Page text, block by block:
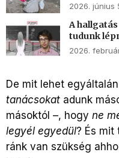
2026. június
A
tudunk
2026.
De mit lehet
tanácsokat adunk
másoktól –, hogy ne
legyél egyedül? És mit
ránk van szükség